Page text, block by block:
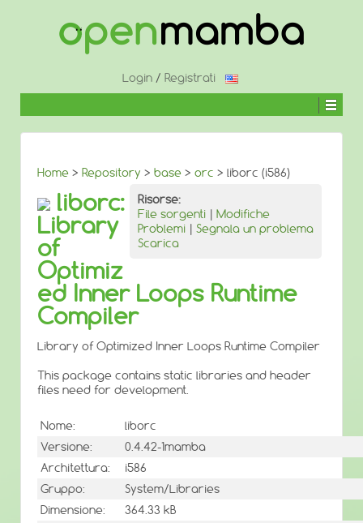
CONTENUTO
Login / Registrati
Home > Repository > base > orc > liborc (i586)
Risorse:
File sorgenti | Modifiche
Problemi | Segnala un problema
Scarica
liborc:
Library
of
Optimiz
ed Inner Loops Runtime
Compiler
Library of Optimized Inner Loops Runtime Compiler
This package contains static libraries and header
files need for development.
Nome:
liborc
Versione:
0.4.42-1mamba
Architettura:
i586
Gruppo:
System/Libraries
Dimensione:
364.33 kB